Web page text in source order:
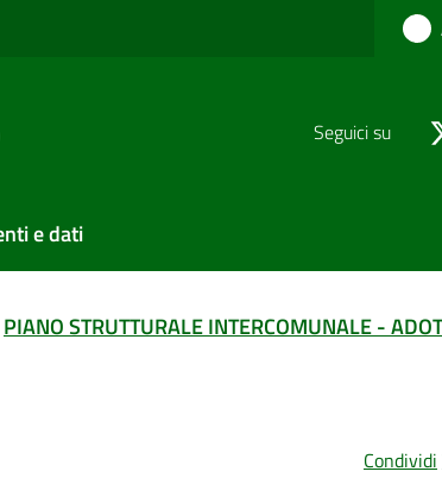
Seguici su
e dati
PIANO STRUTTURALE INTERCOMUNALE -
Condividi